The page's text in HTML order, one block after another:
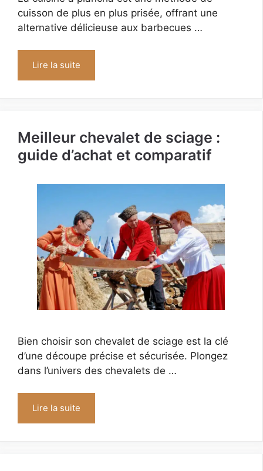
cuisson de plus en plus prisée, offrant une
alternative délicieuse aux barbecues …
Lire la suite
Meilleur chevalet de sciage :
guide d’achat et comparatif
Bien choisir son chevalet de sciage est la clé
d’une découpe précise et sécurisée. Plongez
dans l’univers des chevalets de …
Lire la suite